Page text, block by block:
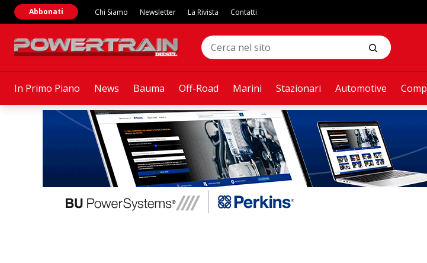
In Primo Piano News Bauma Off-Road Marini Stazionari Automotive
Abbonati Chi Siamo Newsletter La Rivista Contatti